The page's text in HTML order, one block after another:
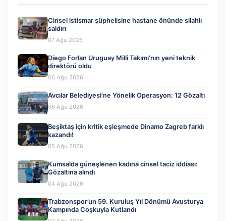
Cinsel istismar şüphelisine hastane önünde silahlı
saldırı
07 Ağu 2026
Diego Forlan Uruguay Milli Takımı’nın yeni teknik
direktörü oldu
06 Ağu 2026
Avcılar Belediyesi’ne Yönelik Operasyon: 12 Gözaltı
06 Ağu 2026
Beşiktaş için kritik eşleşmede Dinamo Zagreb farklı
kazandı!
05 Ağu 2026
Kumsalda güneşlenen kadına cinsel taciz iddiası:
Gözaltına alındı
04 Ağu 2026
Trabzonspor’un 59. Kuruluş Yıl Dönümü Avusturya
Kampında Coşkuyla Kutlandı